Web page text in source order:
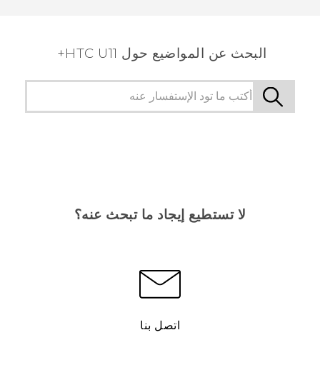
البحث عن المواضيع حول HTC U11+
لا تستطيع إيجاد ما تبحث عنه؟
اتصل بنا